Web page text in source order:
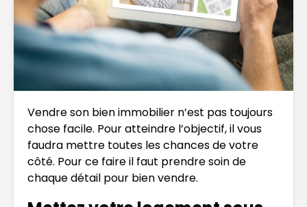
Vendre son bien immobilier n’est pas toujours
chose facile. Pour atteindre l’objectif, il vous
faudra mettre toutes les chances de votre
côté. Pour ce faire il faut prendre soin de
chaque détail pour bien vendre.